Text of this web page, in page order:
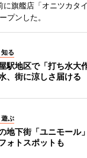
旗艦店「オニツカタ
プンした。
る
駅地区で「打ち水
、街に涼しさ届ける
遊ぶ
地下街「ユニモール
ォトスポットも